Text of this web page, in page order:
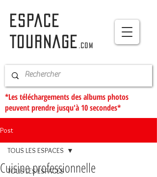
ESPACE
TOURNAGE
.com
*Les téléchargements des albums photos
peuvent prendre jusqu'à 10 secondes*
Post
TOUS LES ESPACES
TOUS LES ESPACES
Cuisine professionnelle